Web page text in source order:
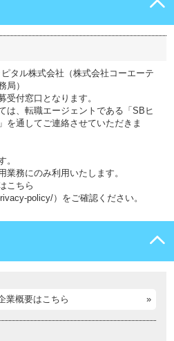
タル株式会社（株式会社コーエーテ
局）
付窓口となります。
は、転職エージェントである「SBヒ
を通してご連絡させていただきま
。
務にのみ利用いたします。
こちら
policy/）をご確認ください。
業概要はこちら